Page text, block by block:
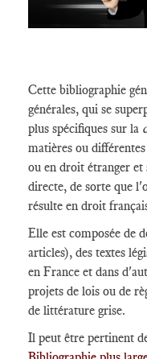
Cette bibliographie
générales, qui se
plus spécifiques sur la
matières ou
ou en droit étranger et
directe, de sorte que
résulte en droit
Elle est composée de
articles), des textes
en France et dans
projets de lois ou de
de littérature grise.
Il peut être pertinent